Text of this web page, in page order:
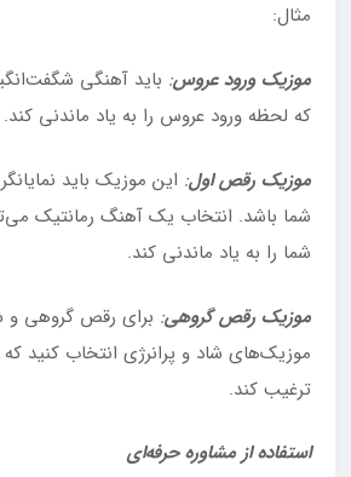
مثال:
موزیک ورود عروس: باید آهنگی
که لحظه ورود عروس را به یاد ماندنی کند.
موزیک رقص اول: این موزیک باید
شما باشد. انتخاب یک آهنگ رمانتیک
شما را به یاد ماندنی کند.
موزیک رقص گروهی: برای رقص گروهی و
موزیک‌های شاد و پرانرژی انتخاب کنید
ترغیب کند.
استفاده از مشاوره حرفه‌ای